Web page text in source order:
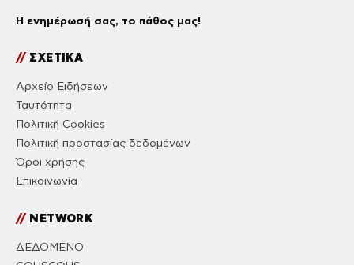
Η ενημέρωσή σας, το πάθος μας!
//ΣΧΕΤΙΚΑ
Αρχείο Ειδήσεων
Ταυτότητα
Πολιτική Cookies
Πολιτική προστασίας δεδομένων
Όροι χρήσης
Επικοινωνία
//NETWORK
ΔΕΔΟΜΕΝΟ